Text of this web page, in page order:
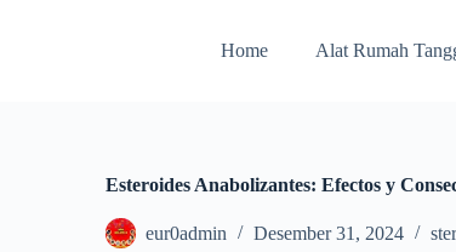
Home Alat Rumah
Esteroides Anabolizantes: Efectos y
eur0admin Desember 31, 2024